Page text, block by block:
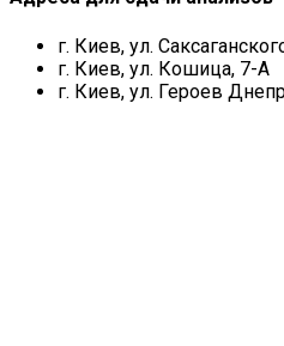
г. Киев, ул.
г. Киев, ул. Кошица, 7-А
г. Киев, ул. Героев